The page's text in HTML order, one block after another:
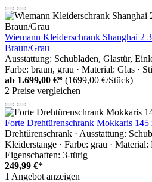
Wiemann Kleiderschrank Shanghai 2
Braun/Grau
Ausstattung: Schubladen, Glastür,
Farbe: braun, grau · Material: Glas ·
ab 1.699,00 €* (1699,00 €/Stück)
2 Preise vergleichen
Forte Drehtürenschrank Mokkaris
Drehtürenschrank · Ausstattung:
Kleiderstange · Farbe: grau ·
Eigenschaften: 3-türig
249,99 €*
1 Angebot anzeigen